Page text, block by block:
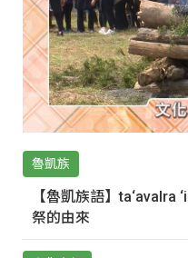
魯凱族
【魯凱族語】ta‘avalra
祭的由來